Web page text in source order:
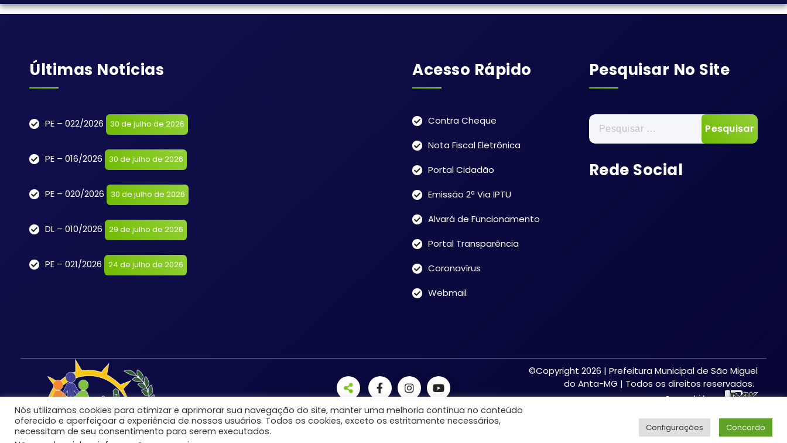
Últimas Notícias
PE – 022/2026 30 de julho de 2026
PE – 016/2026 30 de julho de 2026
PE – 020/2026 30 de julho de 2026
DL – 010/2026 29 de julho de 2026
PE – 021/2026 24 de julho de 2026
Acesso Rápido
Contra Cheque
Nota Fiscal Eletrônica
Portal Cidadão
Emissão 2ª Via IPTU
Alvará de Funcionamento
Portal Transparência
Coronavírus
Webmail
Pesquisar No Site
Pesquisar
por:
Rede Social
©Copyright 2026 | Prefeitura Municipal de São Miguel
do Anta-MG | Todos os direitos reservados.
Desenvolvido por:
Nós utilizamos cookies para otimizar e aprimorar sua navegação do site, manter uma melhoria contínua no conteúdo
oferecido e aperfeiçoar a experiência de nossos usuários. Todos os cookies, exceto os estritamente necessários,
necessitam de seu consentimento para serem executados.
Configurações Concordo